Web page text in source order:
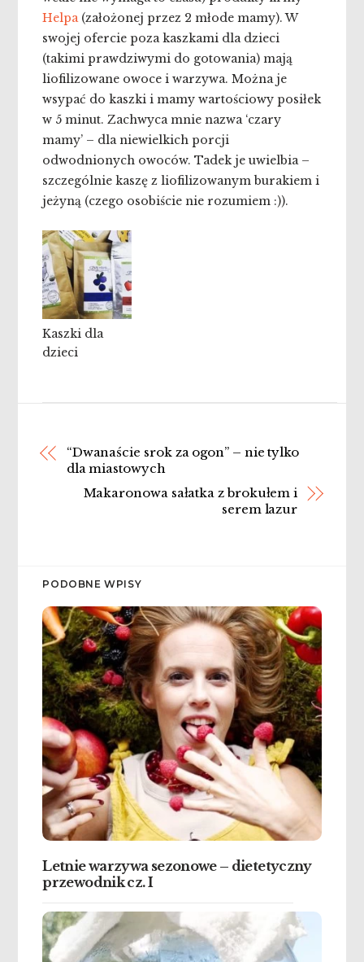
Helpa(założonej przez 2 młode mamy). W
swojej ofercie poza kaszkami dla dzieci
(takimi prawdziwymi do gotowania) mają
liofilizowane owoce i warzywa. Można je
wsypać do kaszki i mamy wartościowy posiłek
w 5 minut. Zachwyca mnie nazwa ‘czary
mamy’ – dla niewielkich porcji
odwodnionych owoców. Tadek je uwielbia –
szczególnie kaszę z liofilizowanym burakiem i
jeżyną (czego osobiście nie rozumiem :)).
Kaszki dla
dzieci
“Dwanaście srok za ogon” – nie tylko
dla miastowych
Makaronowa sałatka z brokułem i
serem lazur
PODOBNE WPISY
Letnie warzywa sezonowe – dietetyczny
przewodnik cz. I